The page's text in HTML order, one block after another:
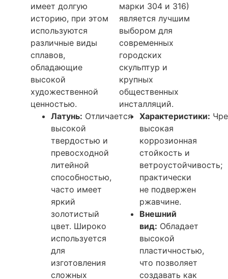
имеет долгую
историю, при этом
используются
различные виды
сплавов,
обладающие
высокой
художественной
ценностью.
Латунь: Отличается
высокой
твердостью и
превосходной
литейной
способностью,
часто имеет
яркий
золотистый
цвет. Широко
используется
для
изготовления
сложных
марки 304 и 316)
является лучшим
выбором для
современных
городских
скульптур и
крупных
общественных
инсталляций.
Характеристики:
высокая
коррозионная
стойкость и
ветроустойчивость;
практически
не подвержен
ржавчине.
Внешний
вид: Обладает
высокой
пластичностью,
что позволяет
создавать как